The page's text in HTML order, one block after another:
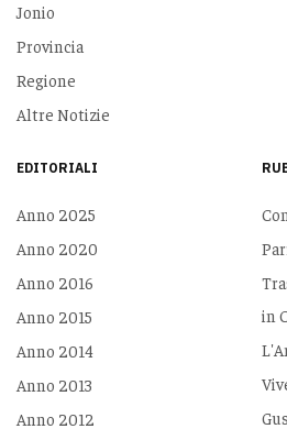
Jonio
Provincia
Regione
Altre Notizie
EDITORIALI
Anno 2025
Anno 2020
Anno 2016
Anno 2015
Anno 2014
Anno 2013
Anno 2012
in